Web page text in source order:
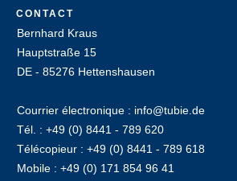
CONTACT
Bernhard Kraus
Hauptstraße 15
DE - 85276 Hettenshausen
Courrier électronique : info@tubie.de
Tél. : +49 (0) 8441 - 789 620
Télécopieur : +49 (0) 8441 - 789 618
Mobile : +49 (0) 171 854 96 41